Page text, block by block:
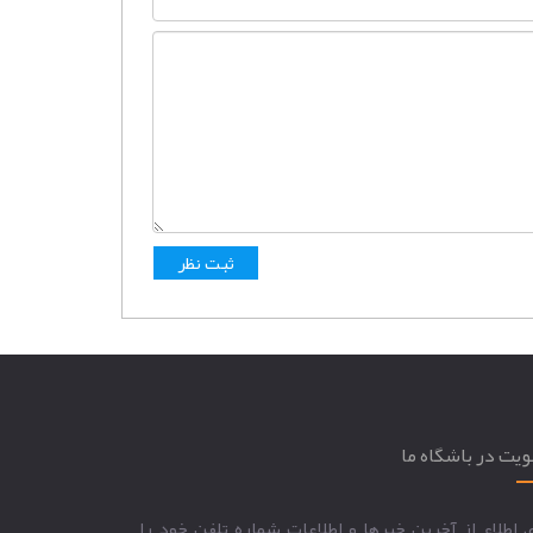
در باشگاه ما